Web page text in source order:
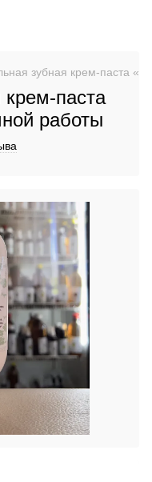
зубная крем-паста
крем-паста
работы